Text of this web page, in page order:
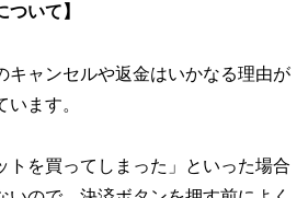
ついて】
キャンセルや返金はいかなる理由が
ます。
トを買ってしまった」といった場合